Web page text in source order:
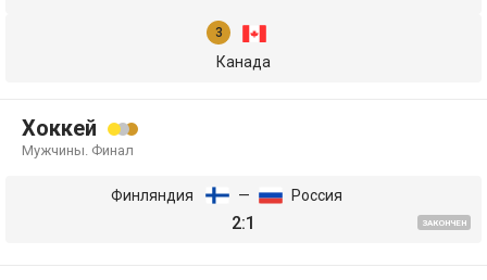
Канада
Хоккей
Мужчины. Финал
Финляндия — Россия
2:1 ЗАКОНЧЕН